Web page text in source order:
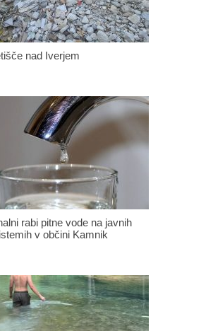
nad Iverjem
rabi pitne vode na javnih
v občini Kamnik